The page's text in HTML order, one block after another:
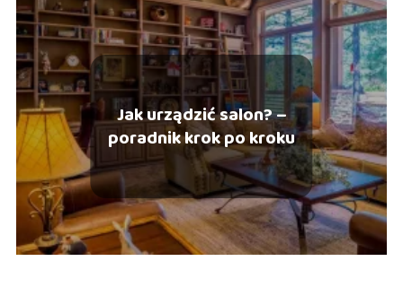
Jak urządzić salon? –
poradnik krok po kroku